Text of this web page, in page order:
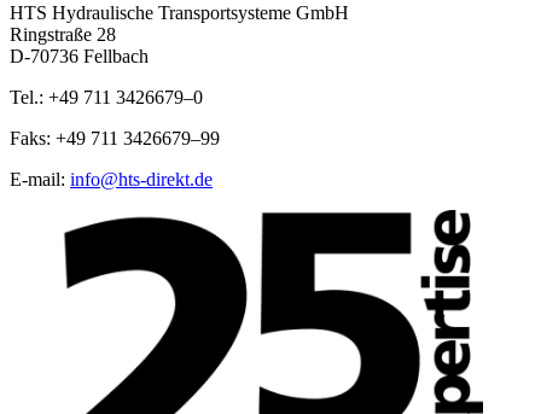
HTS Hydraulische Transportsysteme GmbH
Ringstraße 28
D-70736 Fellbach
Tel.: +49 711 3426679–0
Faks: +49 711 3426679–99
E-mail: info@hts-direkt.de